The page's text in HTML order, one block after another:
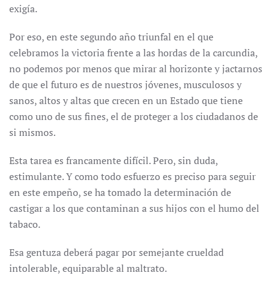
exigía.
Por eso, en este segundo año triunfal en el que
celebramos la victoria frente a las hordas de la carcundia,
no podemos por menos que mirar al horizonte y jactarnos
de que el futuro es de nuestros jóvenes, musculosos y
sanos, altos y altas que crecen en un Estado que tiene
como uno de sus fines, el de proteger a los ciudadanos de
si mismos.
Esta tarea es francamente difícil. Pero, sin duda,
estimulante. Y como todo esfuerzo es preciso para seguir
en este empeño, se ha tomado la determinación de
castigar a los que contaminan a sus hijos con el humo del
tabaco.
Esa gentuza deberá pagar por semejante crueldad
intolerable, equiparable al maltrato.